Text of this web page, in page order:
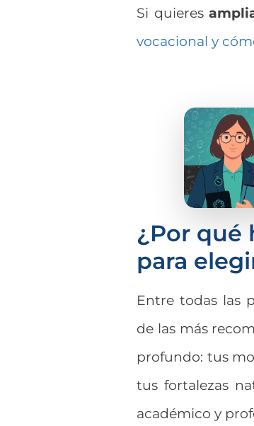
Si quieres
vocacional y
¿Por qué
para
Entre todas las
de las más
profundo: tus
tus fortalezas
académico y